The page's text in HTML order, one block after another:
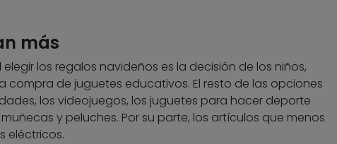
más
los regalos navideños es la decisión de los niños,
compra de juguetes educativos. El resto de las opciones
los videojuegos, los juguetes para hacer deporte
y peluches. Por su parte, los artículos que menos
eléctricos.